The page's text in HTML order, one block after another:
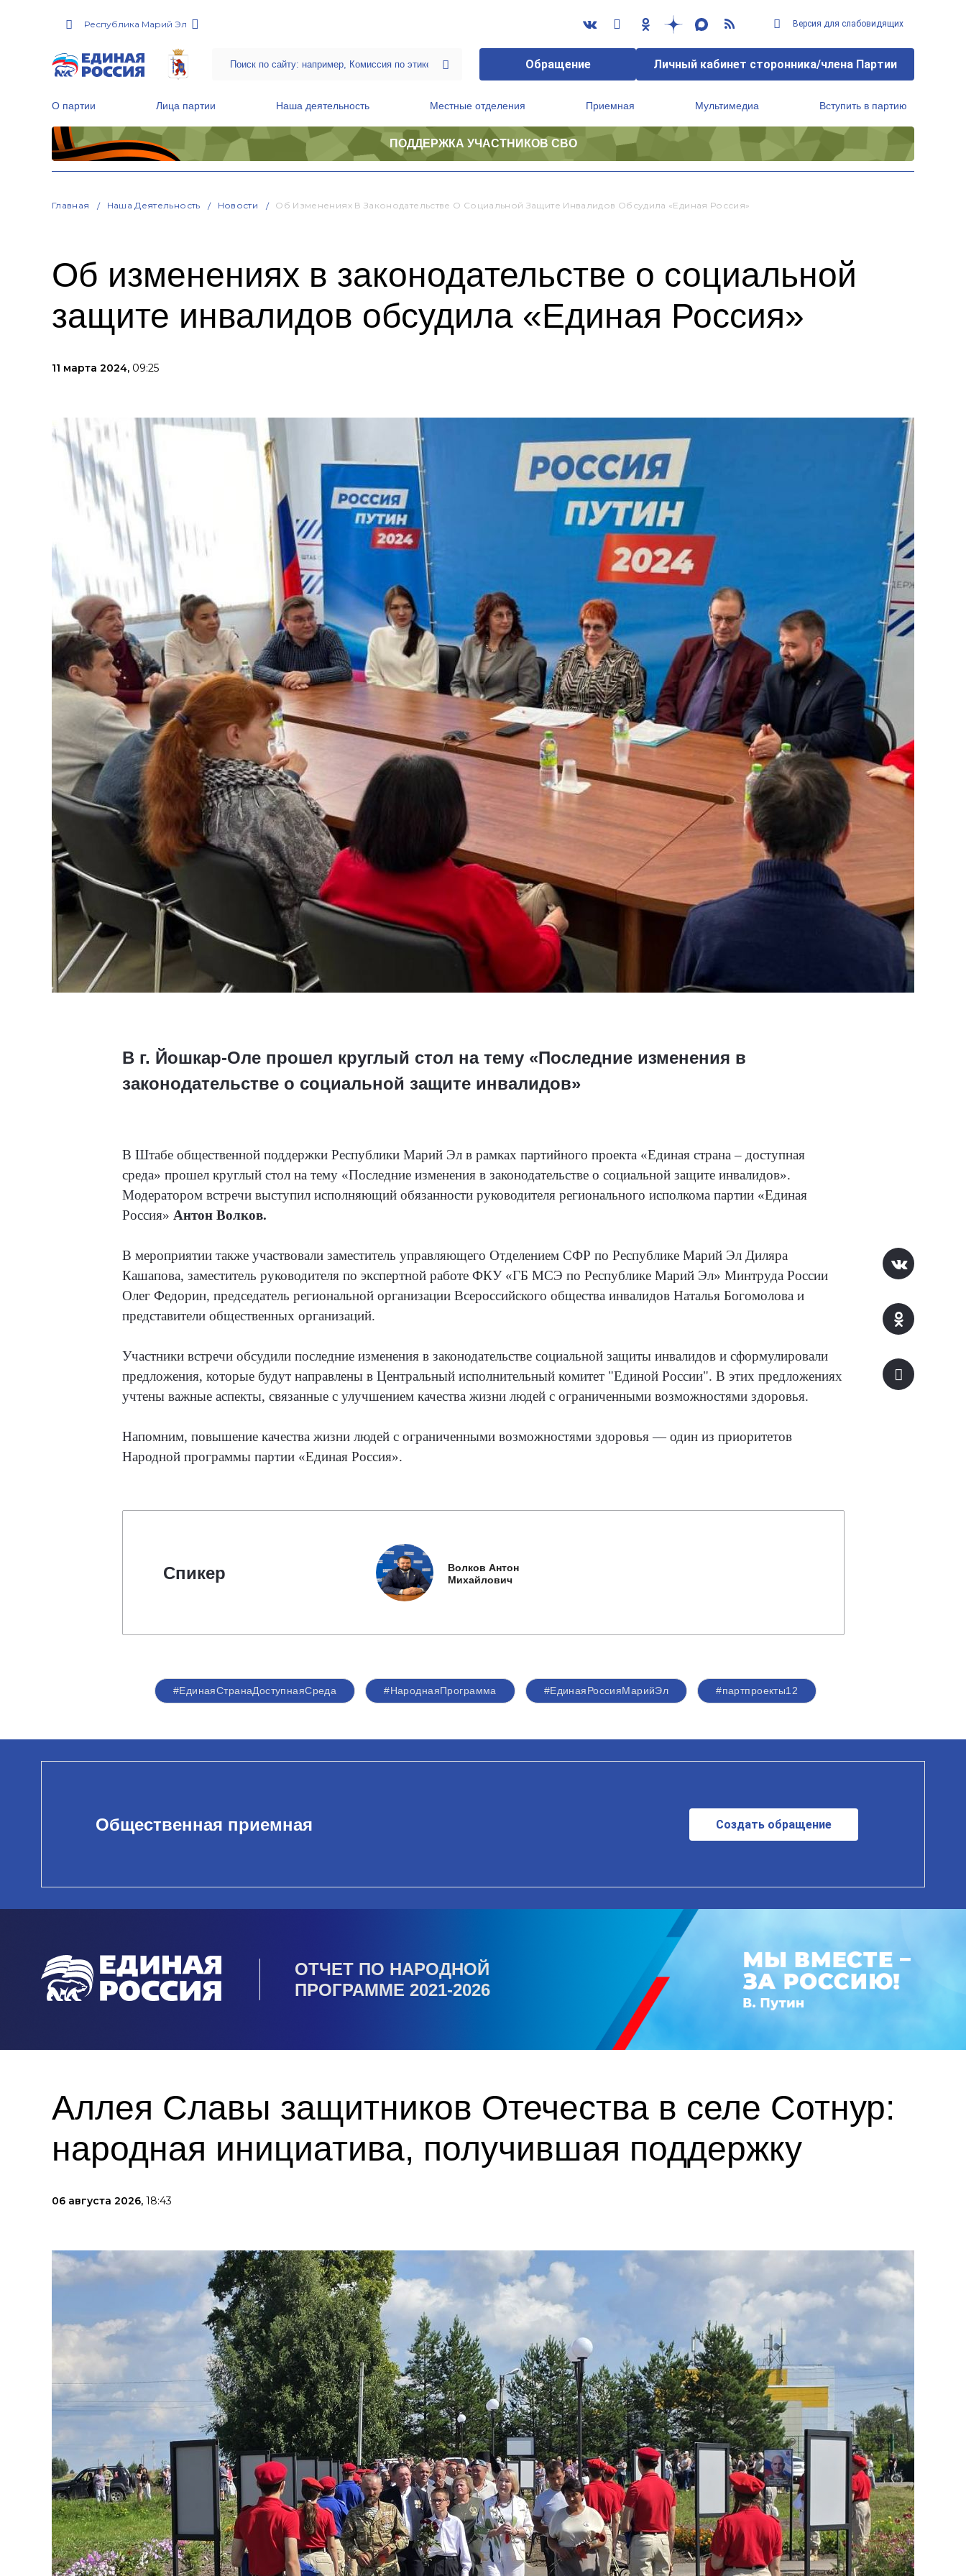
Республика Марий Эл Версия для слабовидящих
Обращение Личный кабинет сторонника/члена Партии
О партии Лица партии Наша деятельность Местные отделения Приемная Мультимедиа Вступить в партию
ПОДДЕРЖКА УЧАСТНИКОВ СВО
Главная Наша Деятельность Новости Об Изменениях В Законодательстве О Социальной Защите Инвалидов Обсудила «Единая Россия»
Об изменениях в законодательстве о социальной
защите инвалидов обсудила «Единая Россия»
11 марта 2024, 09:25
В г. Йошкар-Оле прошел круглый стол на тему «Последние изменения в
законодательстве о социальной защите инвалидов»
В Штабе общественной поддержки Республики Марий Эл в рамках партийного проекта «Единая страна – доступная
среда» прошел круглый стол на тему «Последние изменения в законодательстве о социальной защите инвалидов».
Модератором встречи выступил исполняющий обязанности руководителя регионального исполкома партии «Единая
Россия» Антон Волков.
В мероприятии также участвовали заместитель управляющего Отделением СФР по Республике Марий Эл Диляра
Кашапова, заместитель руководителя по экспертной работе ФКУ «ГБ МСЭ по Республике Марий Эл» Минтруда России
Олег Федорин, председатель региональной организации Всероссийского общества инвалидов Наталья Богомолова и
представители общественных организаций.
Участники встречи обсудили последние изменения в законодательстве социальной защиты инвалидов и сформулировали
предложения, которые будут направлены в Центральный исполнительный комитет "Единой России". В этих предложениях
учтены важные аспекты, связанные с улучшением качества жизни людей с ограниченными возможностями здоровья.
Напомним, повышение качества жизни людей с ограниченными возможностями здоровья — один из приоритетов
Народной программы партии «Единая Россия».
Спикер
Волков Антон
Михайлович
#ЕдинаяСтранаДоступнаяСреда #НароднаяПрограмма #ЕдинаяРоссияМарийЭл #партпроекты12
Общественная приемная Создать обращение
ОТЧЕТ ПО НАРОДНОЙ
ПРОГРАММЕ 2021-2026
Аллея Славы защитников Отечества в селе Сотнур:
народная инициатива, получившая поддержку
06 августа 2026, 18:43